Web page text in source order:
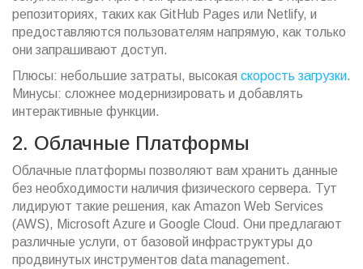
репозиториях, таких как GitHub Pages или Netlify, и
предоставляются пользователям напрямую, как только
они запрашивают доступ.
Плюсы: небольшие затраты, высокая скорость загрузки.
Минусы: сложнее модернизировать и добавлять
интерактивные функции.
2. Облачные Платформы
Облачные платформы позволяют вам хранить данные
без необходимости наличия физического сервера. Тут
лидируют такие решения, как Amazon Web Services
(AWS), Microsoft Azure и Google Cloud. Они предлагают
различные услуги, от базовой инфраструктуры до
продвинутых инструментов data management.